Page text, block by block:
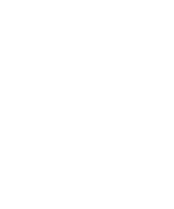
杨小强母亲的走失，众人发现朱达仁隐藏着不为人知的执
了残酷…
性与疯狂之间摇摆的危险领域。在某座城镇的日间照护
的冲动驱使。回到布宜诺斯艾利斯后，她什么也没说，
the backdrop of a fading aristocracy, Made in Telugu, for